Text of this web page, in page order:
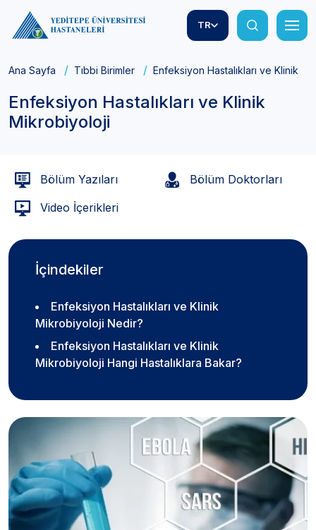
TR
Ana Sayfa Tıbbi Birimler Enfeksiyon Hastalıkları ve Klinik
Enfeksiyon Hastalıkları ve Klinik
Mikrobiyoloji
Bölüm Yazıları
Bölüm Doktorları
Video İçerikleri
İçindekiler
Enfeksiyon Hastalıkları ve Klinik
Mikrobiyoloji Nedir?
Enfeksiyon Hastalıkları ve Klinik
Mikrobiyoloji Hangi Hastalıklara Bakar?